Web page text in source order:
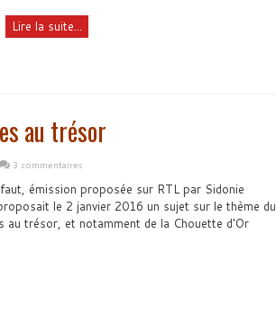
Lire la suite...
au trésor
3 commentaires
émission proposée sur RTL par Sidonie
le 2 janvier 2016 un sujet sur le thème du
au trésor, et notamment de la Chouette d'Or